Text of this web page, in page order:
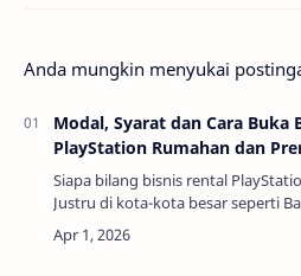
Anda mungkin menyukai
Modal, Syarat dan Cara Buka
PlayStation Rumahan dan
Siapa bilang bisnis rental PlayStation sudah mati?
Justru di kota-kota besar seperti
ini masih menjadi primadona,